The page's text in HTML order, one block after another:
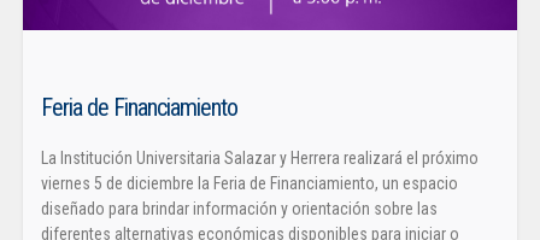
Feria de Financiamiento
La Institución Universitaria Salazar y Herrera realizará el próximo
viernes 5 de diciembre la Feria de Financiamiento, un espacio
diseñado para brindar información y orientación sobre las
diferentes alternativas económicas disponibles para iniciar o